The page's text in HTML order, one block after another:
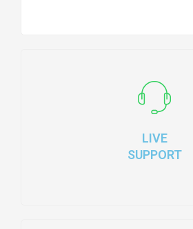
LIVE
SUPPORT